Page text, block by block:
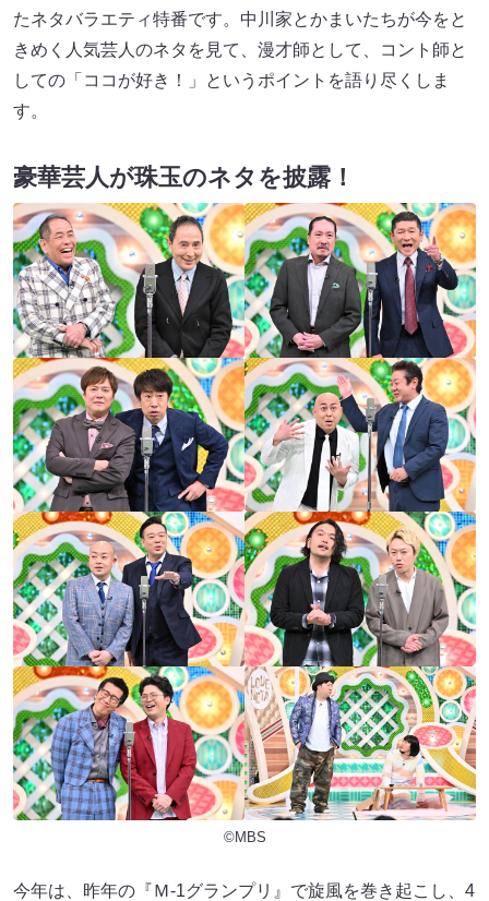
たネタバラエティ特番です。中川家とかまいたちが今をと
きめく人気芸人のネタを見て、漫才師として、コント師と
しての「ココが好き！」というポイントを語り尽くしま
す。
豪華芸人が珠玉のネタを披露！
©MBS
今年は、昨年の『Ｍ-1グランプリ』で旋風を巻き起こし、4